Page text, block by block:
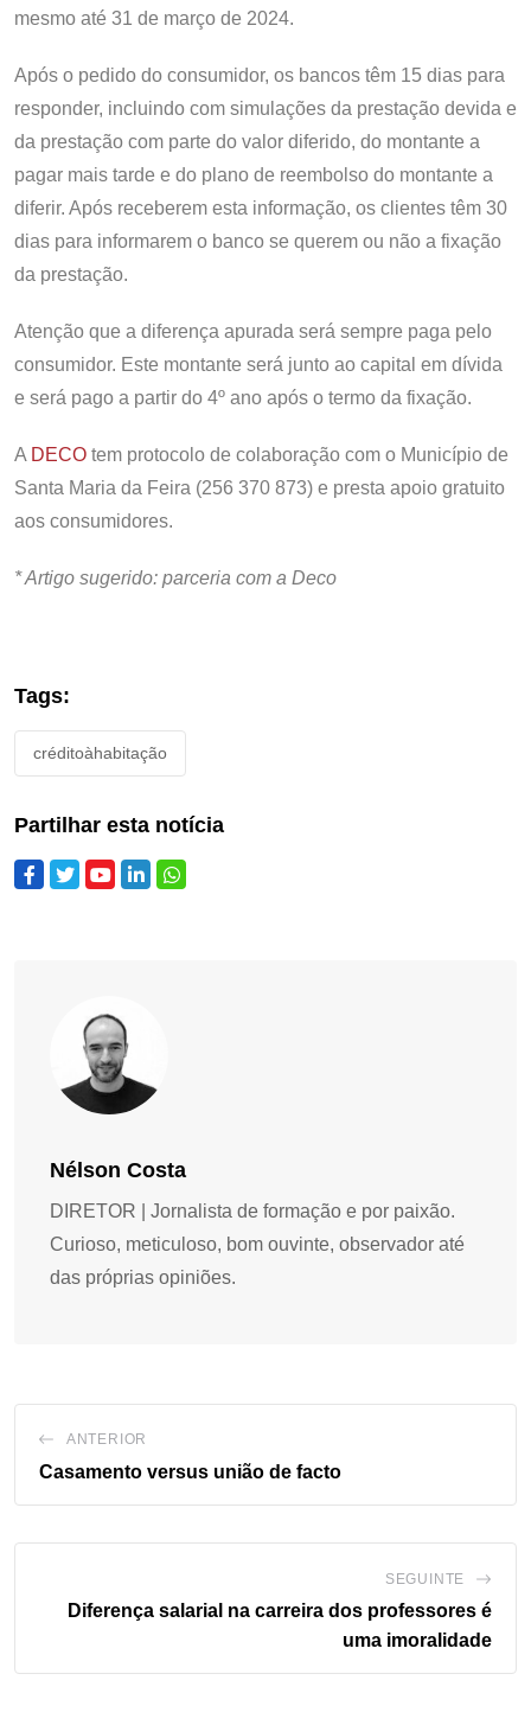
mesmo até 31 de março de 2024.
Após o pedido do consumidor, os bancos têm 15 dias para
responder, incluindo com simulações da prestação devida e
da prestação com parte do valor diferido, do montante a
pagar mais tarde e do plano de reembolso do montante a
diferir. Após receberem esta informação, os clientes têm 30
dias para informarem o banco se querem ou não a fixação
da prestação.
Atenção que a diferença apurada será sempre paga pelo
consumidor. Este montante será junto ao capital em dívida
e será pago a partir do 4º ano após o termo da fixação.
A DECO tem protocolo de colaboração com o Município de
Santa Maria da Feira (256 370 873) e presta apoio gratuito
aos consumidores.
* Artigo sugerido: parceria com a Deco
Tags:
créditoàhabitação
Partilhar esta notícia
Nélson Costa
DIRETOR | Jornalista de formação e por paixão.
Curioso, meticuloso, bom ouvinte, observador até
das próprias opiniões.
ANTERIOR
Casamento versus união de facto
SEGUINTE
Diferença salarial na carreira dos professores é
uma imoralidade